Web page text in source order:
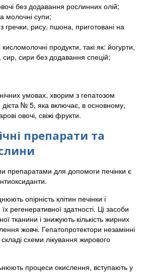
овочі без додавання рослинних олій;
молочні супи;
з гречки, рису, пшона, приготовані на
кисломолочні продукти, такі як: йогурти,
сири без додавання спецій;
умовах, хворим з гепатозом
дієта № 5, яка включає, в основному,
овочі, свіжі фрукти.
препарати та
препаратами для допомоги печінки є
опірність клітин печінки і
регенеративної здатності. Ці засоби
тканини і знижують кількість жирних
жовчі. Гепатопротектори незамінні
схеми лікування жирового
процеси окислення, вступають у